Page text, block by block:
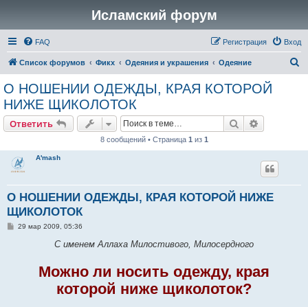
Исламский форум
FAQ Вход
Регистрация
Список форумов Фикх Одеяния и украшения Одеяние
О НОШЕНИИ ОДЕЖДЫ, КРАЯ КОТОРОЙ
НИЖЕ ЩИКОЛОТОК
Ответить Поиск
8 сообщений • Страница 1 из 1
A'mash
О НОШЕНИИ ОДЕЖДЫ, КРАЯ КОТОРОЙ НИЖЕ
ЩИКОЛОТОК
С29 мар 2009, 05:36
С именем Аллаха Милостивого, Милосердного
Можно ли носить одежду, края
которой ниже щиколоток?